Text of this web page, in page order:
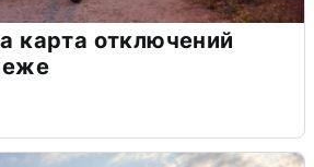
карта отключений